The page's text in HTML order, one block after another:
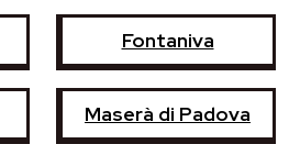
Fontaniva
Maserà di Padova